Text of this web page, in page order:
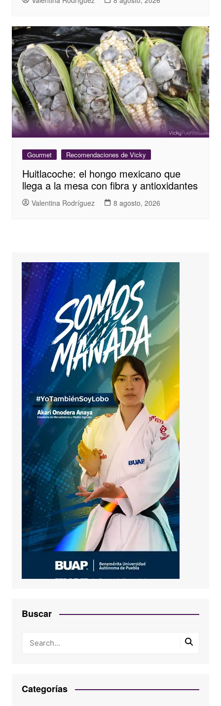
Gourmet Recomendaciones de Vicky
Huitlacoche: el hongo mexicano que
llega a la mesa con fibra y antioxidantes
Valentina Rodríguez 8 agosto, 2026
Buscar
Categorías